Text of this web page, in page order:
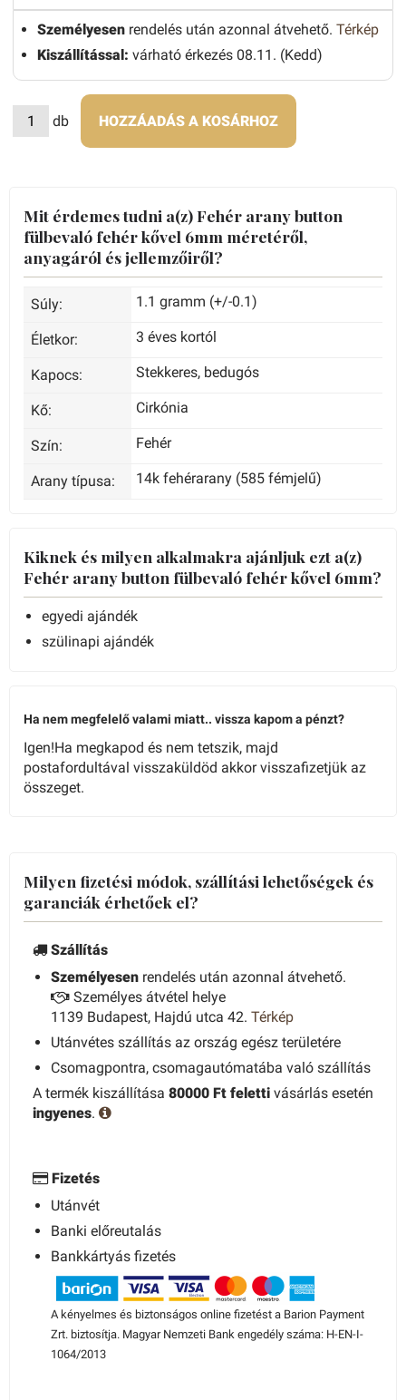
Személyesen rendelés után azonnal átvehető. Térkép
Kiszállítással: várható érkezés 08.11. (Kedd)
db HOZZÁADÁS A KOSÁRHOZ
Mit érdemes tudni a(z) Fehér arany button
fülbevaló fehér kővel 6mm méretéről,
anyagáról és jellemzőiről?
Súly: 1.1 gramm (+/-0.1)
Életkor: 3 éves kortól
Kapocs: Stekkeres, bedugós
Kő: Cirkónia
Szín: Fehér
Arany típusa: 14k fehérarany (585 fémjelű)
Kiknek és milyen alkalmakra ajánljuk ezt a(z)
Fehér arany button fülbevaló fehér kővel 6mm?
egyedi ajándék
szülinapi ajándék
Ha nem megfelelő valami miatt.. vissza kapom a pénzt?
Igen!Ha megkapod és nem tetszik, majd
postafordultával visszaküldöd akkor visszafizetjük az
összeget.
Milyen fizetési módok, szállítási lehetőségek és
garanciák érhetőek el?
Szállítás
Személyesen rendelés után azonnal átvehető.
Személyes átvétel helye
1139 Budapest, Hajdú utca 42. Térkép
Utánvétes szállítás az ország egész területére
Csomagpontra, csomagautómatába való szállítás
A termék kiszállítása 80000 Ft feletti vásárlás esetén
ingyenes.
Fizetés
Utánvét
Banki előreutalás
Bankkártyás fizetés
A kényelmes és biztonságos online fizetést a Barion Payment
Zrt. biztosítja. Magyar Nemzeti Bank engedély száma: H-EN-I-
1064/2013